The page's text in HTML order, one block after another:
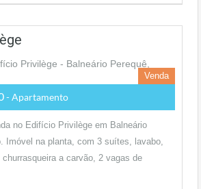
Venda
- Apartamento
no Edifício Privilège em Balneário
Imóvel na planta, com 3 suítes, lavabo,
churrasqueira a carvão, 2 vagas de